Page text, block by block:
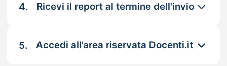
4. Ricevi il report al termine dell'invio
5. Accedi all’area riservata Docenti.it